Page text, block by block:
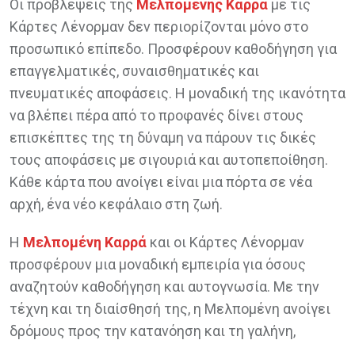
Οι προβλέψεις της Μελπομένης Καρρά με τις
Κάρτες Λένορμαν δεν περιορίζονται μόνο στο
προσωπικό επίπεδο. Προσφέρουν καθοδήγηση για
επαγγελματικές, συναισθηματικές και
πνευματικές αποφάσεις. Η μοναδική της ικανότητα
να βλέπει πέρα από το προφανές δίνει στους
επισκέπτες της τη δύναμη να πάρουν τις δικές
τους αποφάσεις με σιγουριά και αυτοπεποίθηση.
Κάθε κάρτα που ανοίγει είναι μια πόρτα σε νέα
αρχή, ένα νέο κεφάλαιο στη ζωή.
Η Μελπομένη Καρρά και οι Κάρτες Λένορμαν
προσφέρουν μια μοναδική εμπειρία για όσους
αναζητούν καθοδήγηση και αυτογνωσία. Με την
τέχνη και τη διαίσθησή της, η Μελπομένη ανοίγει
δρόμους προς την κατανόηση και τη γαλήνη,